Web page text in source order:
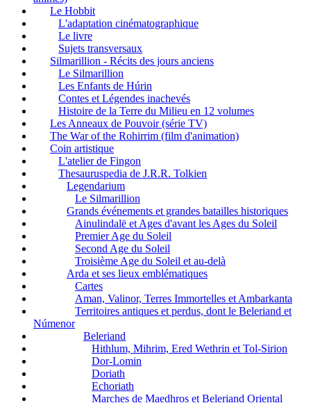
Le Hobbit
L'adaptation cinématographique
Le livre
Sujets transversaux
Silmarillion - Récits des jours anciens
Le Silmarillion
Les Enfants de Húrin
Contes et Légendes inachevés
Histoire de la Terre du Milieu en 12 volumes
Les Anneaux de Pouvoir (série TV)
The War of the Rohirrim (film d'animation)
Coin artistique
L'atelier de Fingon
Thesauruspedia de J.R.R. Tolkien
Legendarium
Le Silmarillion
Grands événements et grandes batailles historiques
Ainulindalë et Ages d'avant les Ages du Soleil
Premier Age du Soleil
Second Age du Soleil
Troisième Age du Soleil et au-delà
Arda et ses lieux emblématiques
Cartes
Aman, Valinor, Terres Immortelles et Ambarkanta
Territoires antiques et perdus, dont le Beleriand et
Númenor
Beleriand
Hithlum, Mihrim, Ered Wethrin et Tol-Sirion
Dor-Lomin
Doriath
Echoriath
Marches de Maedhros et Beleriand Oriental